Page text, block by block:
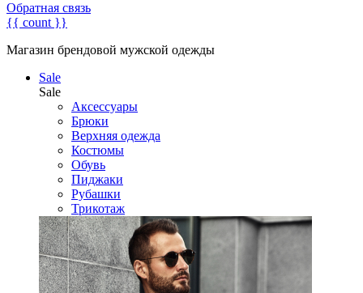
Обратная связь
{{ count }}
Магазин брендовой мужской одежды
Sale
Sale
Аксессуары
Брюки
Верхняя одежда
Костюмы
Обувь
Пиджаки
Рубашки
Трикотаж